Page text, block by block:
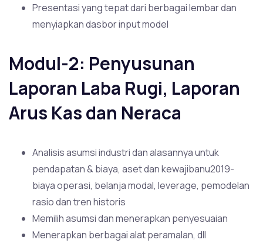
Presentasi yang tepat dari berbagai lembar dan
menyiapkan dasbor input model
Modul-2: Penyusunan
Laporan Laba Rugi, Laporan
Arus Kas dan Neraca
Analisis asumsi industri dan alasannya untuk
pendapatan & biaya, aset dan kewajibanu2019-
biaya operasi, belanja modal, leverage, pemodelan
rasio dan tren historis
Memilih asumsi dan menerapkan penyesuaian
Menerapkan berbagai alat peramalan, dll